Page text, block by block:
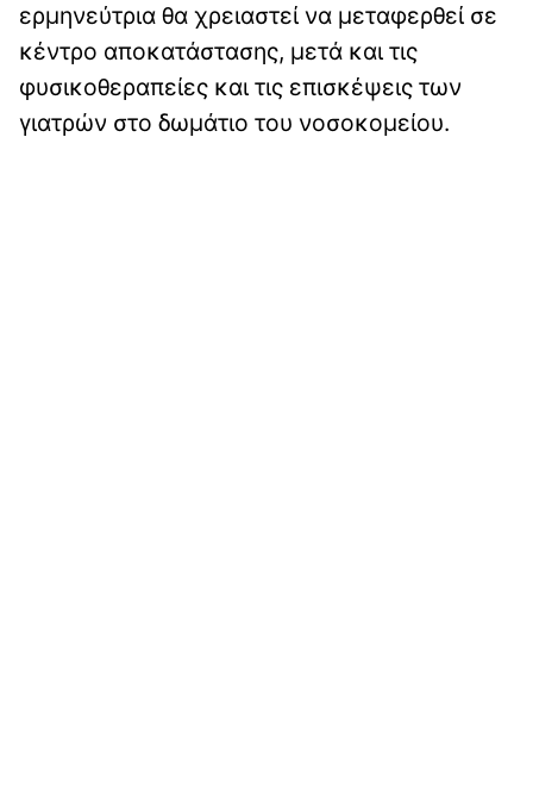
ερμηνεύτρια θα χρειαστεί να μεταφερθεί σε
κέντρο αποκατάστασης, μετά και τις
φυσικοθεραπείες και τις επισκέψεις των
γιατρών στο δωμάτιο του νοσοκομείου.